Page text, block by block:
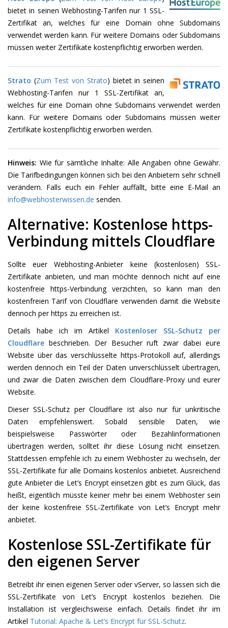
bietet in seinen Webhosting-Tarifen nur 1 SSL-
Zertifikat an, welches für eine Domain ohne Subdomains
verwendet werden kann. Für weitere Domains oder Subdomains
müssen weiter Zertifikate kostenpflichtig erworben werden.
Strato (Zum Test von Strato) bietet in seinen
Webhosting-Tarifen nur 1 SSL-Zertifikat an,
welches für eine Domain ohne Subdomains verwendet werden
kann. Für weitere Domains oder Subdomains müssen weiter
Zertifikate kostenpflichtig erworben werden.
Hinweis: Wie für sämtliche Inhalte: Alle Angaben ohne Gewähr.
Die Tarifbedingungen können sich bei den Anbietern sehr schnell
verändern. Falls euch ein Fehler auffällt, bitte eine E-Mail an
info@webhosterwissen.de senden.
Alternative: Kostenlose https-
Verbindung mittels Cloudflare
Sollte euer Webhosting-Anbieter keine (kostenlosen) SSL-
Zertifikate anbieten, und man möchte dennoch nicht auf eine
kostenfreie https-Verbindung verzichten, so kann man den
kostenfreien Tarif von Cloudflare verwenden damit die Website
dennoch per https zu erreichen ist.
Details habe ich im Artikel Kostenloser SSL-Schutz per
Cloudflare beschrieben. Der Besucher ruft zwar dabei eure
Website über das verschlüsselte https-Protokoll auf, allerdings
werden dennoch ein Teil der Daten unverschlüsselt übertragen,
und zwar die Daten zwischen dem Cloudflare-Proxy und eurer
Website.
Dieser SSL-Schutz per Cloudflare ist also nur für unkritische
Daten empfehlenswert. Sobald sensible Daten, wie
beispielsweise Passwörter oder Bezahlinformationen
übertragen werden, solltet ihr diese Lösung nicht einsetzen.
Stattdessen empfehle ich zu einem Webhoster zu wechseln, der
SSL-Zertifikate für alle Domains kostenlos anbietet. Ausreichend
gute Anbieter die Let’s Encrypt einsetzen gibt es zum Glück, das
heißt, eigentlich müsste keiner mehr bei einem Webhoster sein
der keine kostenfreie SSL-Zertifikate von Let’s Encrypt mehr
anbietet.
Kostenlose SSL-Zertifikate für
den eigenen Server
Betreibt ihr einen eigenen Server oder vServer, so lassen sich die
SSL-Zertifikate von Let’s Encrypt kostenlos beziehen. Die
Installation ist vergleichsweise einfach. Details findet ihr im
Artikel Tutorial: Apache & Let’s Encrypt für SSL-Schutz.